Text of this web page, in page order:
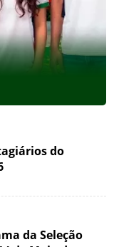
do
da Seleção